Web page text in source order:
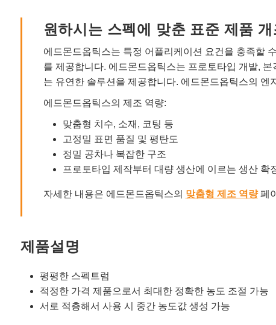
원하시는 스펙에 맞춘 표준 제품
에드몬드옵틱스는 특정 어플리케이션 요건을 충족할
를 제공합니다. 에드몬드옵틱스는 프로토타입 개발,
는 유연한 솔루션을 제공합니다. 에드몬드옵틱스의 엔
에드몬드옵틱스의 제조 역량:
맞춤형 치수, 소재, 코팅 등
고정밀 표면 품질 및 평탄도
정밀 공차나 복잡한 구조
프로토타입 제작부터 대량 생산에 이르는 생산 확
자세한 내용은 에드몬드옵틱스의 맞춤형 제조 역량페
제품설명
평평한 스펙트럼
적정한 가격 제품으로서 최대한 정확한 농도 조절 가능
서로 적층해서 사용 시 중간 농도값 생성 가능